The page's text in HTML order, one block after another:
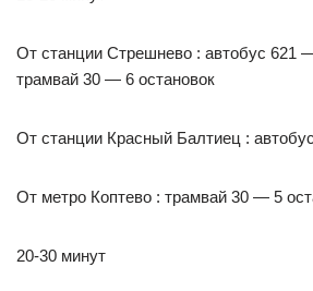
От станции Стрешнево : автобус 621
трамвай 30 — 6 остановок
От станции Красный Балтиец :
От метро Коптево : трамвай 30 — 5
20-30 минут